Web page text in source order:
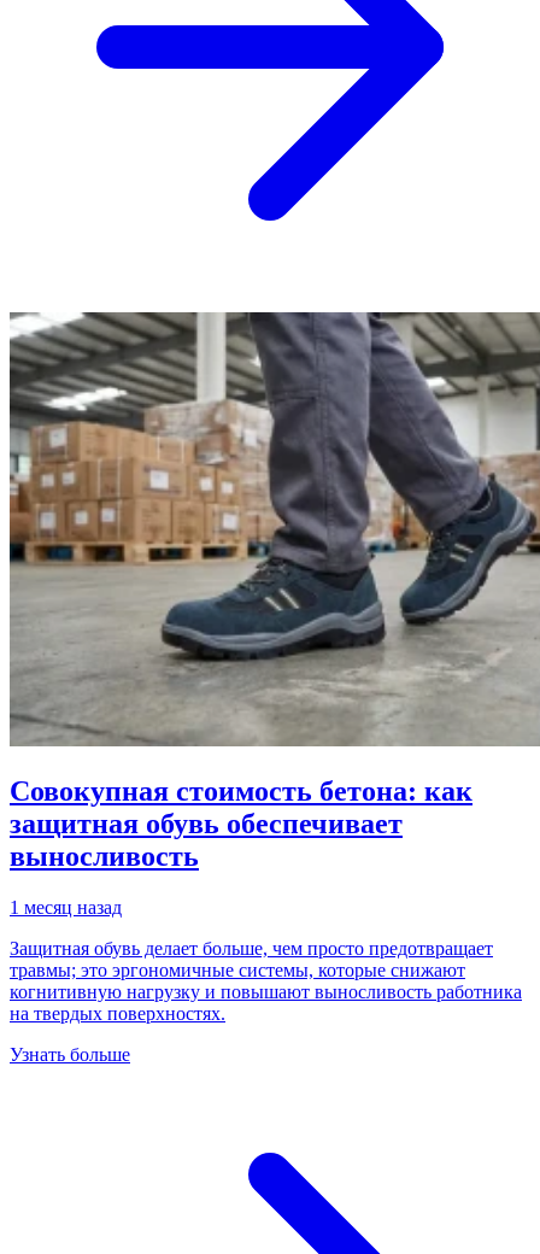
Совокупная стоимость бетона: как
защитная обувь обеспечивает
выносливость
1 месяц назад
Защитная обувь делает больше, чем просто предотвращает
травмы; это эргономичные системы, которые снижают
когнитивную нагрузку и повышают выносливость работника
на твердых поверхностях.
Узнать больше